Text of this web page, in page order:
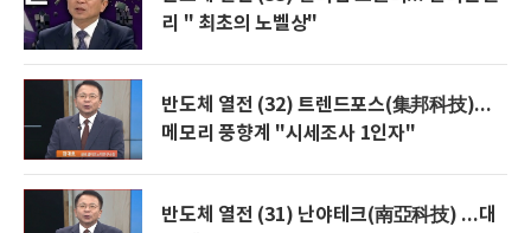
리 " 최초의 노벨상"
반도체 열전 (32) 트렌드포스(集邦科技)...
메모리 풍향계 "시세조사 1인자"
반도체 열전 (31) 난야테크(南亞科技) ...대